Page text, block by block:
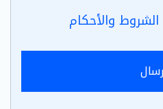
الشروط والأحكام